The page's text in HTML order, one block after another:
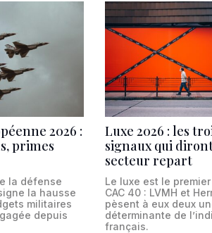
2026 :
primes
la défense
la hausse
militaires
depuis
Luxe 2026 : les
signaux qui
secteur repart
Le luxe est le
CAC 40 : LVMH et
pèsent à eux deux
déterminante de
français.